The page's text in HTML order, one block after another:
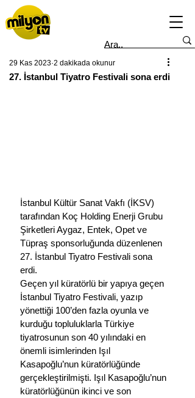
27. İstanbul Tiyatro Festivali sona erdi
29 Kas 2023 2 dakikada okunur
İstanbul Kültür Sanat Vakfı (İKSV)
tarafından Koç Holding Enerji Grubu
Şirketleri Aygaz, Entek, Opet ve
Tüpraş sponsorluğunda düzenlenen
27. İstanbul Tiyatro Festivali sona
erdi.
Geçen yıl küratörlü bir yapıya geçen
İstanbul Tiyatro Festivali, yazıp
yönettiği 100’den fazla oyunla ve
kurduğu topluluklarla Türkiye
tiyatrosunun son 40 yılındaki en
önemli isimlerinden Işıl
Kasapoğlu’nun küratörlüğünde
gerçekleştirilmişti. Işıl Kasapoğlu’nun
küratörlüğünün ikinci ve son